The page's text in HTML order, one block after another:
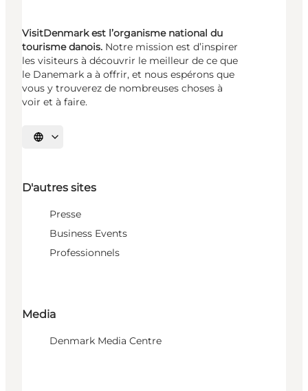
VisitDenmark est l’organisme national du
tourisme danois. Notre mission est d’inspirer
les visiteurs à découvrir le meilleur de ce que
le Danemark a à offrir, et nous espérons que
vous y trouverez de nombreuses choses à
voir et à faire.
Choisissez la langue
D'autres sites
Presse
Business Events
Professionnels
Media
Denmark Media Centre